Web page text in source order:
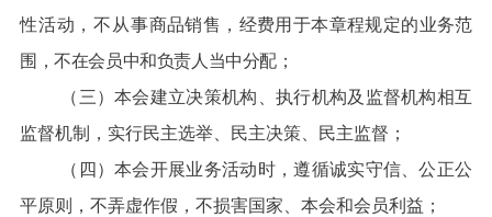
性活动，不从事商品销售，经费用于本章程规定的业务范
围，不在会员中和负责人当中分配；
（三）本会建立决策机构、执行机构及监督机构相互
监督机制，实行民主选举、民主决策、民主监督；
（四）本会开展业务活动时，遵循诚实守信、公正公
平原则，不弄虚作假，不损害国家、本会和会员利益；